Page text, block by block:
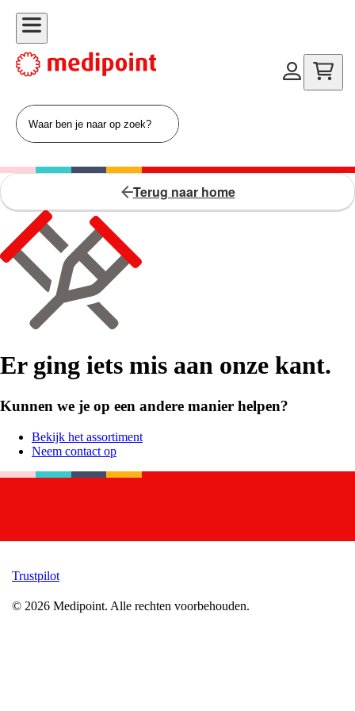
Terug naar home
Er ging iets mis aan onze kant.
Kunnen we je op een andere manier helpen?
Bekijk het assortiment
Neem contact op
Trustpilot
© 2026 Medipoint. Alle rechten voorbehouden.